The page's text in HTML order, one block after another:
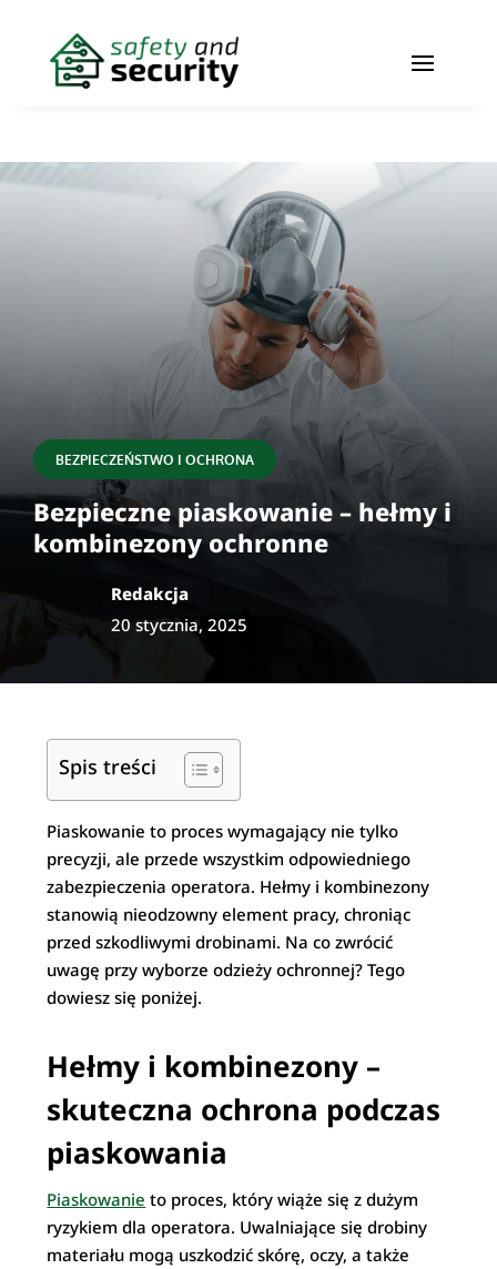
BEZPIECZEŃSTWO I OCHRONA
Bezpieczne piaskowanie – hełmy i
kombinezony ochronne
Redakcja
20 stycznia, 2025
Spis treści
Piaskowanie to proces wymagający nie tylko
precyzji, ale przede wszystkim odpowiedniego
zabezpieczenia operatora. Hełmy i kombinezony
stanowią nieodzowny element pracy, chroniąc
przed szkodliwymi drobinami. Na co zwrócić
uwagę przy wyborze odzieży ochronnej? Tego
dowiesz się poniżej.
Hełmy i kombinezony –
skuteczna ochrona podczas
piaskowania
Piaskowanie to proces, który wiąże się z dużym
ryzykiem dla operatora. Uwalniające się drobiny
materiału mogą uszkodzić skórę, oczy, a także